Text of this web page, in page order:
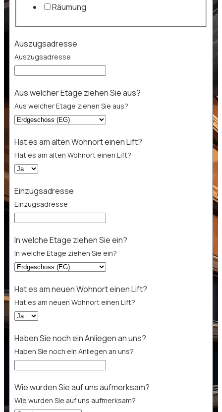
Räumung
Auszugsadresse
Auszugsadresse
Aus welcher Etage ziehen Sie aus?
Aus welcher Etage ziehen Sie aus?
Hat es am alten Wohnort einen Lift?
Hat es am alten Wohnort einen Lift?
Einzugsadresse
Einzugsadresse
In welche Etage ziehen Sie ein?
In welche Etage ziehen Sie ein?
Hat es am neuen Wohnort einen Lift?
Hat es am neuen Wohnort einen Lift?
Sie
Welche
Haben Sie noch ein Anliegen an uns?
Haben Sie noch ein Anliegen an uns?
Wie wurden Sie auf uns aufmerksam?
Wie wurden Sie auf uns aufmerksam?